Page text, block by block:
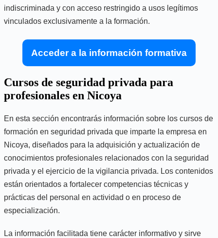
indiscriminada y con acceso restringido a usos legítimos
vinculados exclusivamente a la formación.
Acceder a la información formativa
Cursos de seguridad privada para
profesionales en Nicoya
En esta sección encontrarás información sobre los cursos de
formación en seguridad privada que imparte la empresa en
Nicoya, diseñados para la adquisición y actualización de
conocimientos profesionales relacionados con la seguridad
privada y el ejercicio de la vigilancia privada. Los contenidos
están orientados a fortalecer competencias técnicas y
prácticas del personal en actividad o en proceso de
especialización.
La información facilitada tiene carácter informativo y sirve